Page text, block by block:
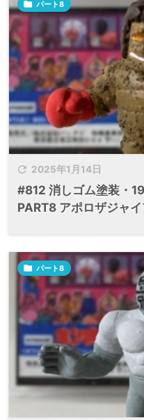
 2025年1月14日
 パート8
#812 消しゴム塗装・
PART8 アポロザジャイ
 パート8